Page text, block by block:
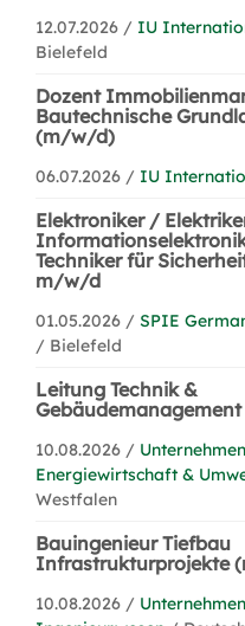
12.07.2026 / IU
Bielefeld
Dozent
Bautechnische
(m/w/d)
06.07.2026 / IU
Elektroniker /
Techniker für
m/w/d
01.05.2026 / SPIE
/ Bielefeld
Leitung Technik &
10.08.2026 /
Energiewirtschaft &
Westfalen
Bauingenieur Tiefbau
Infrastrukturprojekte
10.08.2026 /